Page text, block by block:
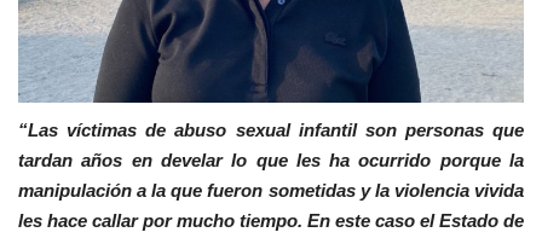
“Las víctimas de abuso sexual infantil son personas que
tardan años en develar lo que les ha ocurrido porque la
manipulación a la que fueron sometidas y la violencia vivida
les hace callar por mucho tiempo. En este caso el Estado de